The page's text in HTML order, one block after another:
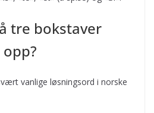
tre bokstaver
vanlige løsningsord i norske